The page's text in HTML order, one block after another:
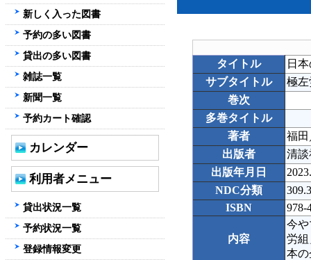
タイトル
日
サブタイトル
極
巻次
多巻タイトル
著者
福
出版者
清
出版年月日
NDC分類
ISBN
978-
内容
今
労
本
新しく入った図書
予約の多い図書
貸出の多い図書
雑誌一覧
新聞一覧
予約カート確認
カレンダー
利用者メニュー
貸出状況一覧
予約状況一覧
登録情報変更